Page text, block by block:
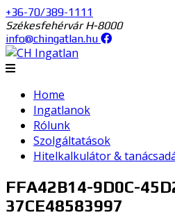
+36-70/389-1111
Székesfehérvár H-8000
info@chingatlan.hu
Home
Ingatlanok
Rólunk
Szolgáltatások
Hitelkalkulátor &
FFA42B14-9D0C-
37CE48583997